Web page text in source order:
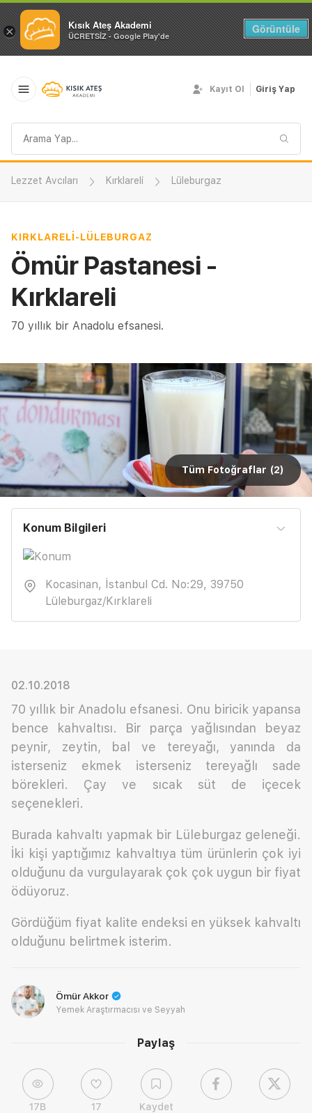
× Kısık Ateş Akademi
ÜCRETSİZ - Google Play'de
Görüntüle
sorgusu
Kayıt Ol Giriş Yap
Lezzet Avcıları Kırklareli Lüleburgaz
KIRKLARELI-LÜLEBURGAZ
Ömür Pastanesi -
Kırklareli
70 yıllık bir Anadolu efsanesi.
Tüm Fotoğraflar (2)
Konum Bilgileri
Kocasinan, İstanbul Cd. No:29, 39750
Lüleburgaz/Kırklareli
Paylaş
17B 17 Kaydet
02.10.2018
70 yıllık bir Anadolu efsanesi. Onu biricik yapansa
bence kahvaltısı. Bir parça yağlısından beyaz
peynir, zeytin, bal ve tereyağı, yanında da
isterseniz ekmek isterseniz tereyağlı sade
börekleri. Çay ve sıcak süt de içecek
seçenekleri.
Burada kahvaltı yapmak bir Lüleburgaz geleneği.
İki kişi yaptığımız kahvaltıya tüm ürünlerin çok iyi
olduğunu da vurgulayarak çok çok uygun bir fiyat
ödüyoruz.
Gördüğüm fiyat kalite endeksi en yüksek kahvaltı
olduğunu belirtmek isterim.
Ömür Akkor
Yemek Araştırmacısı ve Seyyah